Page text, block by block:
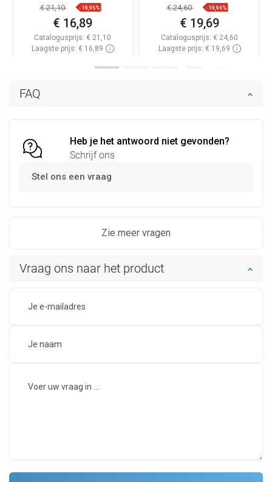
FAQ
Heb je het antwoord niet gevonden?
Schrijf ons
Stel ons een vraag
Zie meer vragen
Vraag ons naar het product
€ 21,10 -19,95%
€ 16,89
Catalogusprijs: € 21,10
Laagste prijs: € 16,89
€ 24,60 -19,96%
€ 19,69
Catalogusprijs: € 24,60
Laagste prijs: € 19,69